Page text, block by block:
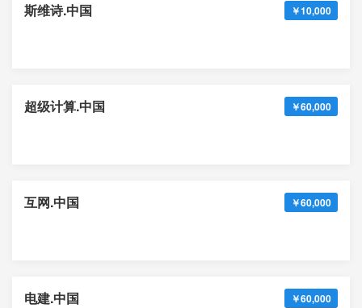
斯维诗.中国 ￥10,000
超级计算.中国 ￥60,000
互网.中国 ￥60,000
电建.中国 ￥60,000